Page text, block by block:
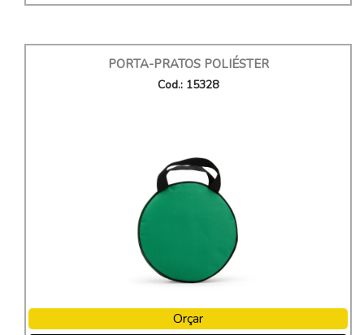
PORTA-PRATOS POLIÉSTER
Cod.: 15328
Orçar